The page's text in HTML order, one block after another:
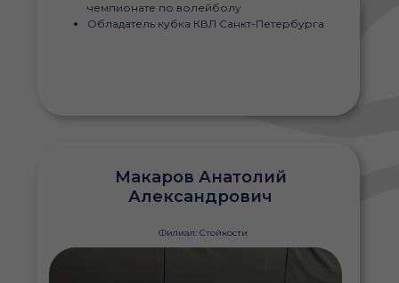
чемпионате по волейболу
Обладатель кубка КВЛ Санкт-Петербурга
Макаров Анатолий
Александрович
Филиал: Стойкости